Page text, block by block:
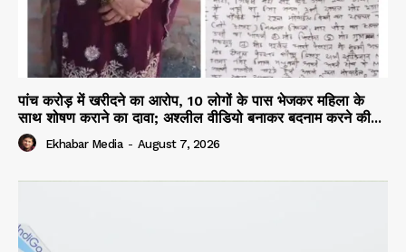
पांच करोड़ में खरीदने का आरोप, 10 लोगों के पास भेजकर महिला के
साथ शोषण कराने का दावा; अश्लील वीडियो बनाकर बदनाम करने की...
Ekhabar Media - August 7, 2026